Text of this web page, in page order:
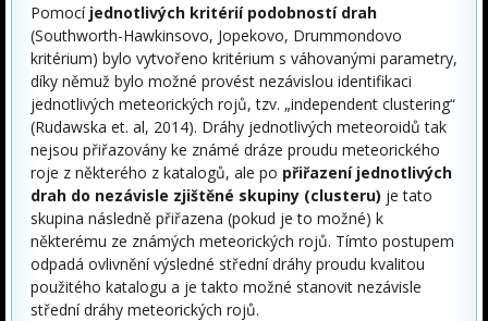
Pomocíjednotlivých kritérií podobností drah
(Southworth-Hawkinsovo, Jopekovo, Drummondovo
kritérium) bylo vytvořeno kritérium s váhovanými parametry,
díky němuž bylo možné provést nezávislou identifikaci
jednotlivých meteorických rojů, tzv. „independent clustering“
(Rudawska et. al, 2014). Dráhy jednotlivých meteoroidů tak
nejsou přiřazovány ke známé dráze proudu meteorického
roje z některého z katalogů, ale po přiřazení jednotlivých
drah do nezávisle zjištěné skupiny (clusteru) je tato
skupina následně přiřazena (pokud je to možné) k
některému ze známých meteorických rojů. Tímto postupem
odpadá ovlivnění výsledné střední dráhy proudu kvalitou
použitého katalogu a je takto možné stanovit nezávisle
střední dráhy meteorických rojů.